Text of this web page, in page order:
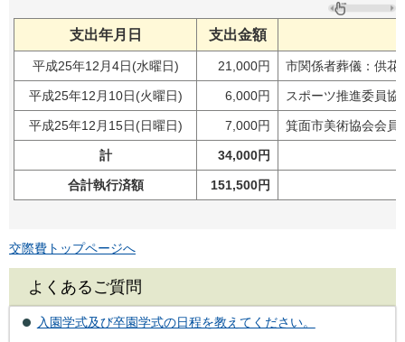
支出年月日 支出金額
平成25年12月4日(水曜日) 21,000円 市関係者葬儀：供花
平成25年12月10日(火曜日) 6,000円 スポーツ推進委員
平成25年12月15日(日曜日) 7,000円 箕面市美術協会会員
計 34,000円
合計執行済額 151,500円
交際費トップページへ
よくあるご質問
入園学式及び卒園学式の日程を教えてください。